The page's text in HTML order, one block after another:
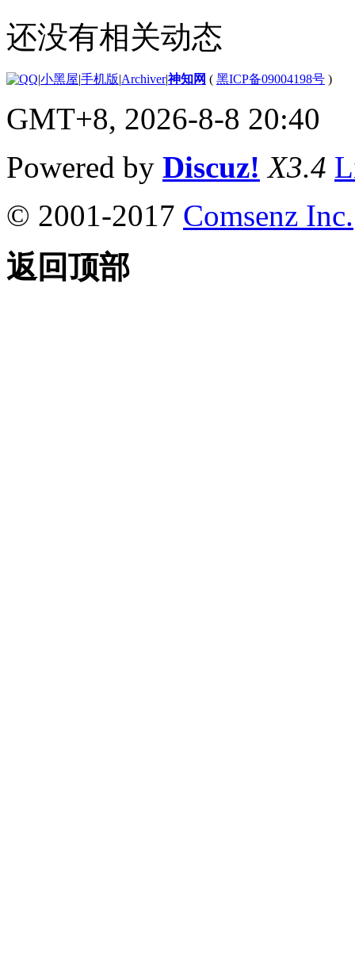
还没有相关动态
|小黑屋|手机版|Archiver|神知网 ( 黑ICP备09004198号 )
GMT+8, 2026-8-8 20:40
Powered by Discuz! X3.4
© 2001-2017 Comsenz Inc.
返回顶部